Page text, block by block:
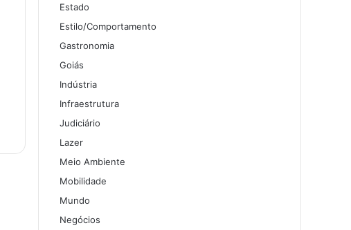
Estado
Estilo/Comportamento
Gastronomia
Goiás
Indústria
Infraestrutura
Judiciário
Lazer
Meio Ambiente
Mobilidade
Mundo
Negócios